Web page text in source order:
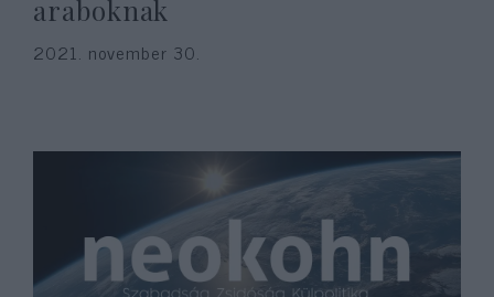
araboknak
2021. november 30.